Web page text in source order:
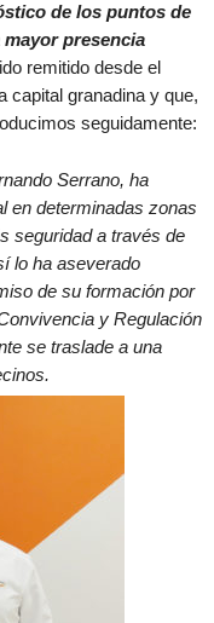
de los puntos de
presencia
remitido desde el
capital granadina y que,
seguidamente:
Serrano, ha
en determinadas zonas
seguridad a través de
lo ha aseverado
de su formación por
y Regulación
se traslade a una